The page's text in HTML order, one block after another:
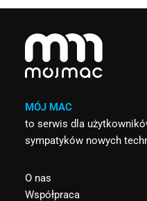
MÓJ MAC
to serwis dla
sympatyków nowych
O nas
Współpraca